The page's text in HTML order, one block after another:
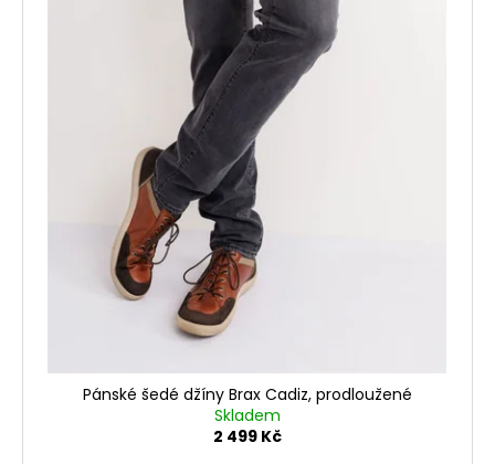
Pánské šedé džíny Brax Cadiz, prodloužené
Skladem
2 499 Kč